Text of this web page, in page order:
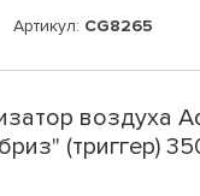
Артикул: CG8265
воздуха
(триггер)